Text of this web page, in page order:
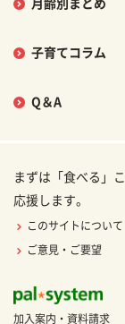
月齢別まとめ
子育てコラム
Q＆A
まずは「食べる」
応援します。
このサイトについて
ご意見・ご要望
加入案内・資料請求